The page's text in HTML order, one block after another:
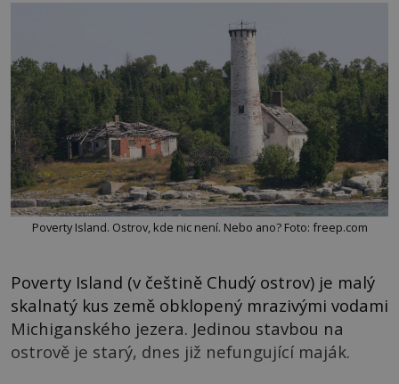
Poverty Island. Ostrov, kde nic není. Nebo ano? Foto: freep.com
Poverty Island (v češtině Chudý ostrov) je malý
skalnatý kus země obklopený mrazivými vodami
Michiganského jezera. Jedinou stavbou na
ostrově je starý, dnes již nefungující maják.